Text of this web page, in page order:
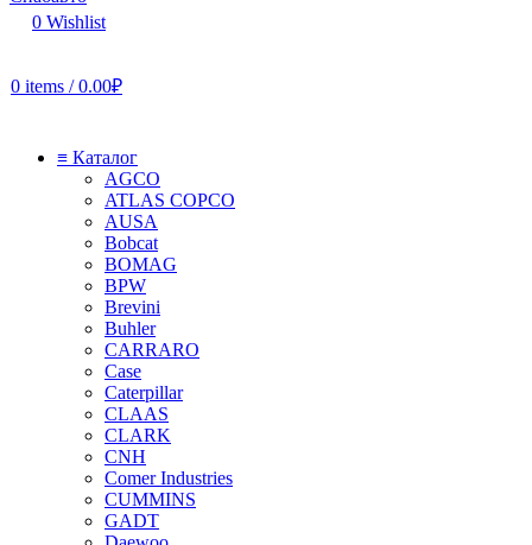
0 Wishlist
0 items / 0.00₽
≡ Каталог
AGCO
ATLAS COPCO
AUSA
Bobcat
BOMAG
BPW
Brevini
Buhler
CARRARO
Case
Caterpillar
CLAAS
CLARK
CNH
Comer Industries
CUMMINS
GADT